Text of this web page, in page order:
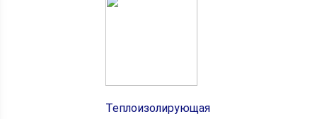
Теплоизолирующая